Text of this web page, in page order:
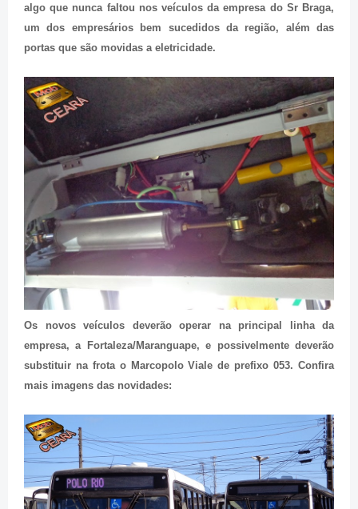
algo que nunca faltou nos veículos da empresa do Sr Braga,
um dos empresários bem sucedidos da região, além das
portas que são movidas a eletricidade.
Os novos veículos deverão operar na principal linha da
empresa, a Fortaleza/Maranguape, e possivelmente deverão
substituir na frota o Marcopolo Viale de prefixo 053. Confira
mais imagens das novidades: